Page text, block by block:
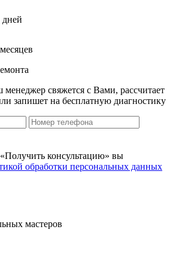
дней
менеджер свяжется с Вами, расcчитает
запишет на бесплатную диагностику
консультацию» вы
обработки персональных данных
мастеров